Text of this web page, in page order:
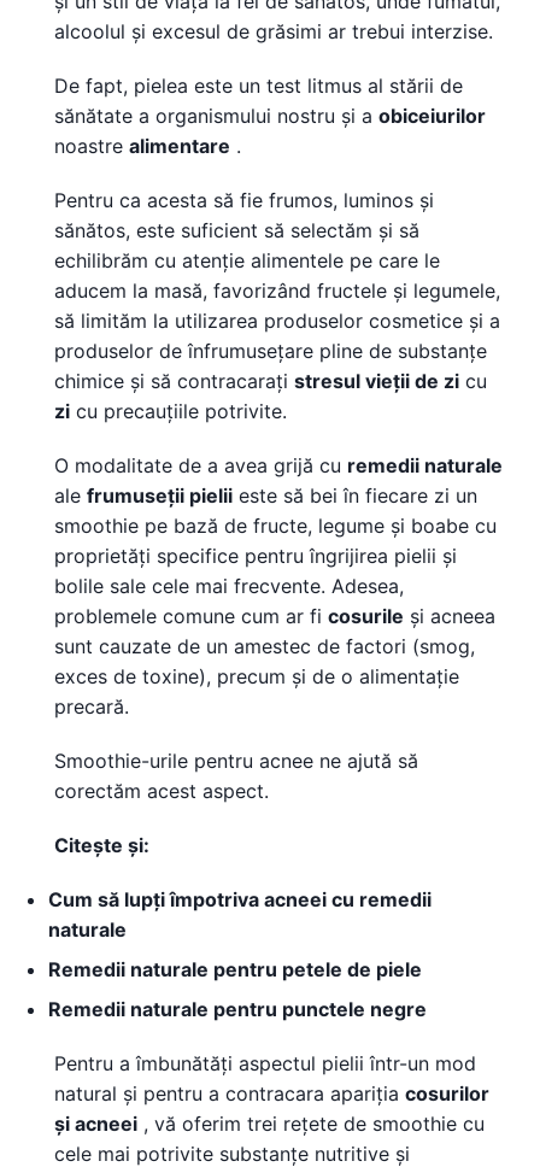
alcoolul și excesul de grăsimi ar trebui interzise.
De fapt, pielea este un test litmus al stării de
sănătate a organismului nostru și a obiceiurilor
noastre alimentare .
Pentru ca acesta să fie frumos, luminos și
sănătos, este suficient să selectăm și să
echilibrăm cu atenție alimentele pe care le
aducem la masă, favorizând fructele și legumele,
să limităm la utilizarea produselor cosmetice și a
produselor de înfrumusețare pline de substanțe
chimice și să contracarați stresul vieții de zi cu
zi cu precauțiile potrivite.
O modalitate de a avea grijă cu remedii naturale
ale frumuseții pielii este să bei în fiecare zi un
smoothie pe bază de fructe, legume și boabe cu
proprietăți specifice pentru îngrijirea pielii și
bolile sale cele mai frecvente. Adesea,
problemele comune cum ar fi cosurile și acneea
sunt cauzate de un amestec de factori (smog,
exces de toxine), precum și de o alimentație
precară.
Smoothie-urile pentru acnee ne ajută să
corectăm acest aspect.
Citește și:
Cum să lupți împotriva acneei cu remedii
naturale
Remedii naturale pentru petele de piele
Remedii naturale pentru punctele negre
Pentru a îmbunătăți aspectul pielii într-un mod
natural și pentru a contracara apariția cosurilor
și acneei , vă oferim trei rețete de smoothie cu
cele mai potrivite substanțe nutritive și